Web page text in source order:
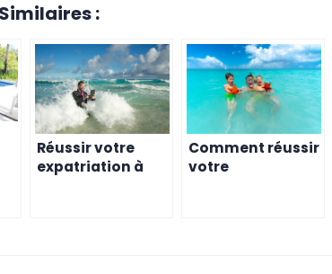
:
Réussir votre
expatriation à
Comment réussir
votre